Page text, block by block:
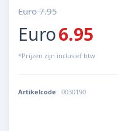
Euro 7.95
Euro6.95
*Prijzen zijn inclusief btw
Artikelcode: 0030190